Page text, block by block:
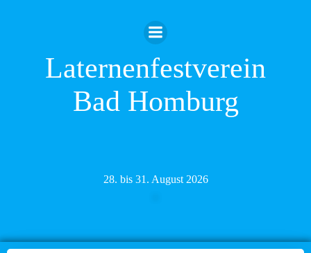
Inhalt
springen
Laternenfestverein
Bad Homburg
28. bis 31. August 2026